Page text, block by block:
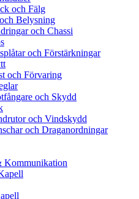
och Fälg
Belysning
och Chassi
och Förstärkningar
och Förvaring
och Skydd
och Vindskydd
och Draganordningar
Kommunikation